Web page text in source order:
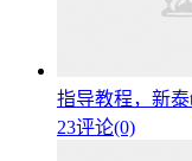
指导教程，新
23评论(0)